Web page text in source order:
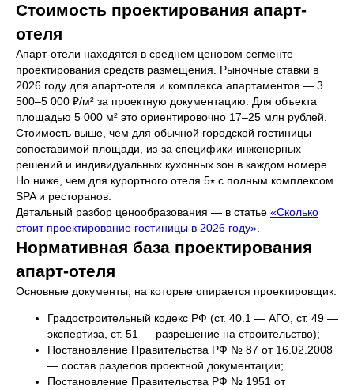
Стоимость проектирования апарт-
отеля
Апарт-отели находятся в среднем ценовом сегменте
проектирования средств размещения. Рыночные ставки в
2026 году для апарт-отеля и комплекса апартаментов — 3
500–5 000 ₽/м² за проектную документацию. Для объекта
площадью 5 000 м² это ориентировочно 17–25 млн рублей.
Стоимость выше, чем для обычной городской гостиницы
сопоставимой площади, из-за специфики инженерных
решений и индивидуальных кухонных зон в каждом номере.
Но ниже, чем для курортного отеля 5⭑ с полным комплексом
SPA и ресторанов.
Детальный разбор ценообразования — в статье «Сколько
стоит проектирование гостиницы в 2026 году»
Нормативная база проектирования
апарт-отеля
Основные документы, на которые опирается проектировщик:
Градостроительный кодекс РФ (ст. 40.1 — АГО, ст. 49 —
экспертиза, ст. 51 — разрешение на строительство);
Постановление Правительства РФ № 87 от 16.02.2008
— состав разделов проектной документации;
Постановление Правительства РФ № 1951 от